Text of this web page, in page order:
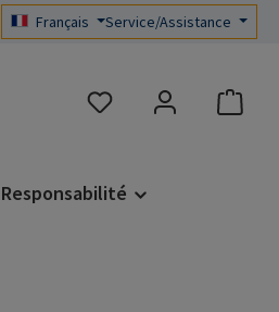
Français Service/Assistance
Vous avez 0 articles
Responsabilité